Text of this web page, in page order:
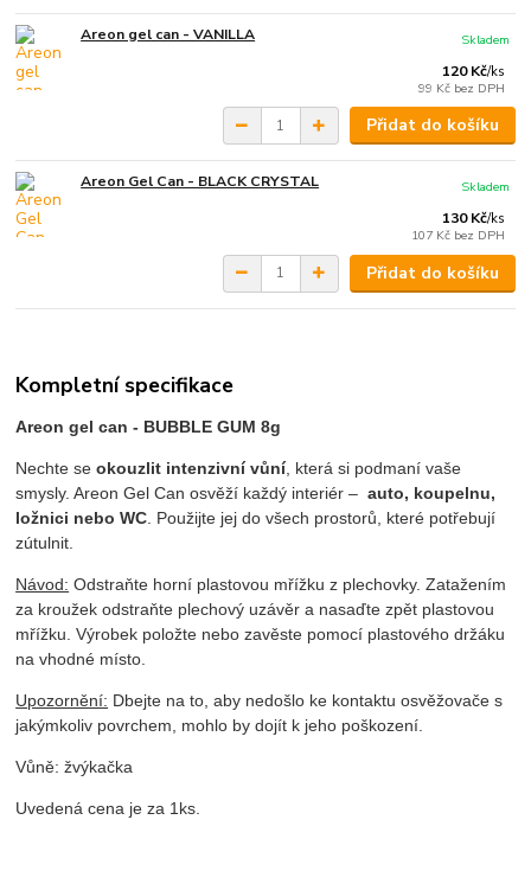
Areon gel can - VANILLA
120 Kč/ks
99 Kč bez DPH
Skladem
Přidat do košíku
Areon Gel Can - BLACK CRYSTAL
130 Kč/ks
107 Kč bez DPH
Skladem
Přidat do košíku
Kompletní specifikace
Areon gel can - BUBBLE GUM 8g
Nechte seokouzlit intenzivní vůní, která si podmaní vaše
smysly. Areon Gel Can osvěží každý interiér –auto, koupelnu,
ložnici nebo WC . Použijte jej do všech prostorů, které potřebují
zútulnit.
Návod: Odstraňte horní plastovou mřížku z plechovky. Zatažením
za kroužek odstraňte plechový uzávěr a nasaďte zpět plastovou
mřížku. Výrobek položte nebo zavěste pomocí plastového držáku
na vhodné místo.
Upozornění: Dbejte na to, aby nedošlo ke kontaktu osvěžovače s
jakýmkoliv povrchem, mohlo by dojít k jeho poškození.
Vůně: žvýkačka
Uvedená cena je za 1ks.